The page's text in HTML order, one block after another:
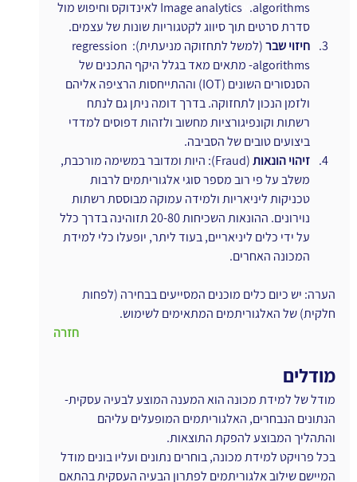
algorithms.
Image analytics לאינדוקס וחיפוש מול
סדרת סרטים תוך סיווג לקטגוריות שונות של עצמים.
חיזוי שבר
(למשל לתחזוקה מניעתית): regression
algorithms- מתאים מאד בגלל היקף התכנים של
הסנסורים השונים (IOT) וההתייחסות הרציפה אליהם
ולזמן הנכון לתחזוקה. בדרך דומה ניתן גם לנתח
רשתות וקונפיגורציות מחשוב ולזהות דפוסים למדדי
ביצועים טובים של הסביבה.
זיהוי הונאות
(Fraud): היות ומדובר במשימה מורכבת,
משלב על פי רוב מספר סוגי אלגוריתמים לרבות
טכניקות ליניאריות ולמידה עמוקה מבוססת רשתות
נוירונים. ההונאות השכיחות 20-80 תזוהינה בדרך כלל
על ידי כלים ליניאריים, בעוד ליתר, יופעלו כלי למידת
המכונה האחרים.
הערה: יש כיום כלים מוכנים המסייעים בבחירה (לפחות
חלקית) של האלגוריתמים המתאימים לשימוש.
חזרה
מודלים
מודל של למידת מכונה הוא המענה המוצע לבעיה עסקית-
הנתונים הנבחרים, האלגוריתמים המופעלים עליהם
והתהליך המבוצע להפקת התוצאות.
בכל פרויקט למידת מכונה, בוחרים נתונים ועליו בונים מודל
המיישם שילוב אלגוריתמים לפתרון הבעיה העסקית בהתאם